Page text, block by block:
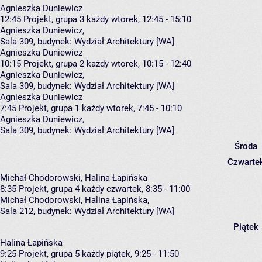
Agnieszka Duniewicz
12:45 Projekt, grupa 3 każdy wtorek, 12:45 - 15:10
Agnieszka Duniewicz,
Sala 309, budynek: Wydział Architektury [WA]
Agnieszka Duniewicz
10:15 Projekt, grupa 2 każdy wtorek, 10:15 - 12:40
Agnieszka Duniewicz,
Sala 309, budynek: Wydział Architektury [WA]
Agnieszka Duniewicz
7:45 Projekt, grupa 1 każdy wtorek, 7:45 - 10:10
Agnieszka Duniewicz,
Sala 309, budynek: Wydział Architektury [WA]
Środa
Michał Chodorowski, Halina Łapińska
8:35 Projekt, grupa 4 każdy czwartek, 8:35 - 11:00
Michał Chodorowski, Halina Łapińska,
Sala 212, budynek: Wydział Architektury [WA]
Piątek
Halina Łapińska
9:25 Projekt, grupa 5 każdy piątek, 9:25 - 11:50